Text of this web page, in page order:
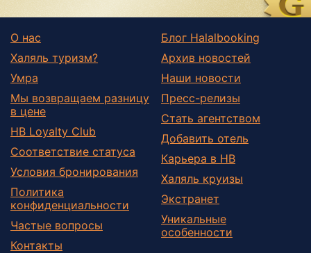
О нас
Халяль туризм?
Умра
Мы возвращаем разницу
в цене
HB Loyalty Club
Соответствие статуса
Условия бронирования
Политика
конфиденциальности
Частые вопросы
Контакты
Блог Halalbooking
Архив новостей
Наши новости
Пресс-релизы
Стать агентством
Добавить отель
Карьера в HB
Халяль круизы
Экстранет
Уникальные
особенности